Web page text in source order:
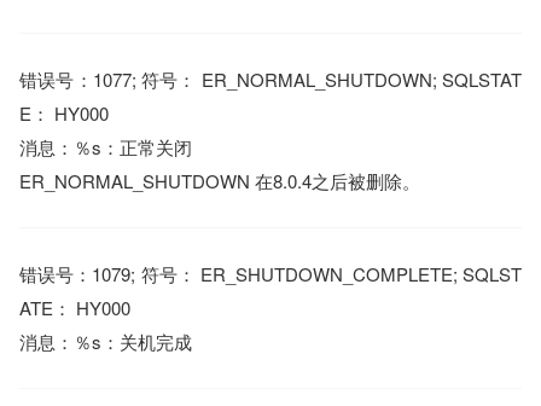
错误号：1077; 符号： ER_NORMAL_SHUTDOWN; SQLSTAT
E： HY000
消息：％s：正常关闭
ER_NORMAL_SHUTDOWN 在8.0.4之后被删除。
错误号：1079; 符号： ER_SHUTDOWN_COMPLETE; SQLST
ATE： HY000
消息：％s：关机完成